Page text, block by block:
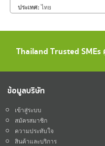
ซึม PU Foam Injection
ประเทศ:ไทย
Thailand Trusted
ข้อมูลบริษัท
เข้าสู่ระบบ
สมัครสมาชิก
ความประทับใจ
สินค้าและบริการ